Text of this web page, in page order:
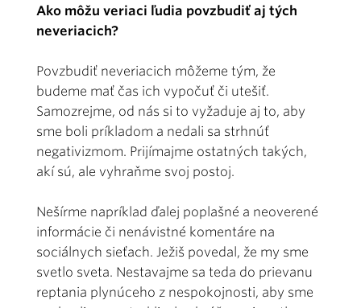
Ako môžu veriaci ľudia povzbudiť aj tých
neveriacich?
Povzbudiť neveriacich môžeme tým, že
budeme mať čas ich vypočuť či utešiť.
Samozrejme, od nás si to vy­žaduje aj to, aby
sme boli príkladom a nedali sa strhnúť
negativizmom. Prijímajme ostatných takých,
akí sú, ale vyhraňme svoj postoj.
Nešírme napríklad ďalej poplašné a neoverené
informácie či nenávistné komentáre na
sociálnych sieťach. Ježiš povedal, že my sme
svetlo sveta. Nestavajme sa teda do prievanu
reptania plynúceho z nespokojnosti, aby sme